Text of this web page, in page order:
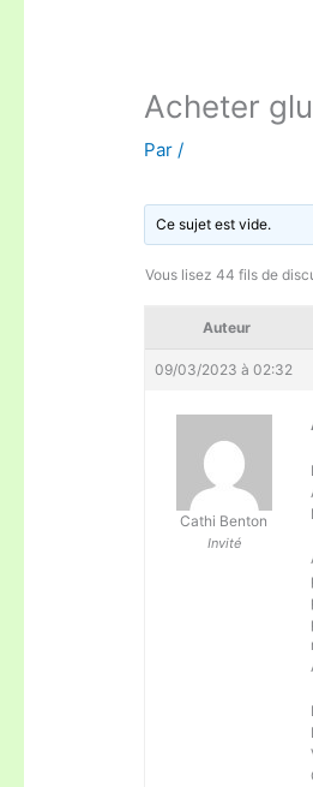
Acheter
Par/
Ce sujet est vide.
Vous lisez 44 fils de
Auteur
09/03/2023 à 02:32
Cathi Benton
Invité